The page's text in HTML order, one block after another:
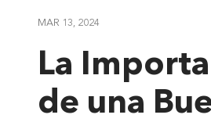
MAR 13, 2024
La
de una